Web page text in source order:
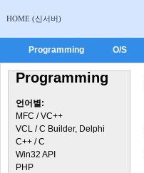
HOME (신서버)
Programming O/S
Programming
언어별:
MFC / VC++
VCL / C Builder, Delphi
C++ / C
Win32 API
PHP